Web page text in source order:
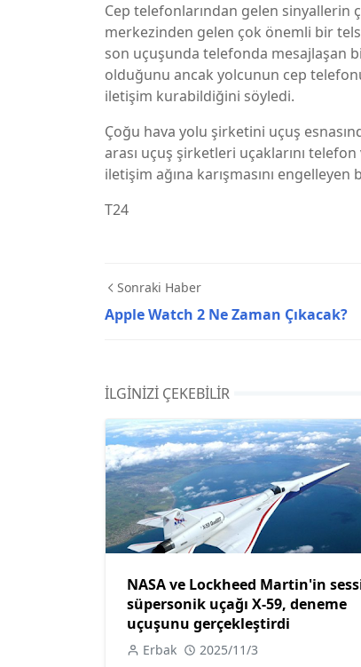
Cep telefonlarından gelen sinyallerin
merkezinden gelen çok önemli bir
son uçuşunda telefonda mesajlaşan
olduğunu ancak yolcunun cep
iletişim kurabildiğini söyledi.
Çoğu hava yolu şirketini uçuş
arası uçuş şirketleri uçaklarını
iletişim ağına karışmasını
T24
Sonraki Haber
Apple Watch 2 Ne Zaman Çıkacak?
İLGINIZI ÇEKEBILIR
NASA ve Lockheed Martin'in
süpersonik uçağı X-59, deneme
uçuşunu gerçekleştirdi
Erbak 2025/11/3